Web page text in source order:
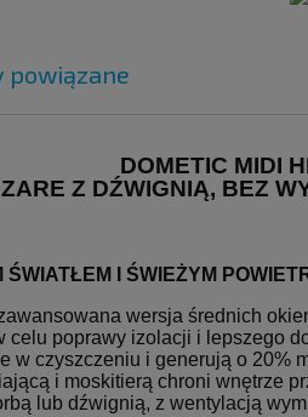
powiązane
DOMETIC MIDI
Z DŹWIGNIĄ, BEZ
I ŚWIEŻYM
wersja średnich
celu poprawy izolacji i lepszego
w czyszczeniu i generują o 20%
i moskitierą chroni wnętrze
lub dźwignią, z wentylacją